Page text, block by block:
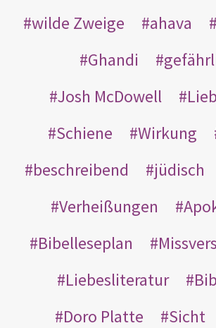
wilde Zweige ahava
Ghandi
Josh McDowell
Schiene
Wirkung
beschreibend
jüdisch
Verheißungen
Bibelleseplan
Liebesliteratur
Doro Platte
Sicht